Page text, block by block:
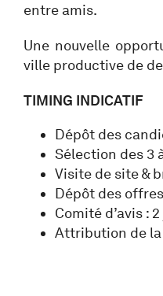
entre amis.
Une nouvelle
ville productive de
TIMING INDICATIF
Dépôt des
Sélection des 3
Visite de site &
Dépôt des
Comité d’avis :
Attribution de la